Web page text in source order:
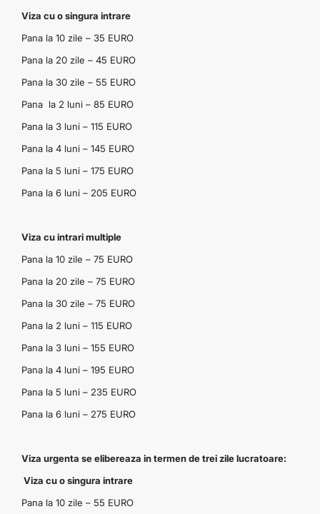
Viza cu o singura intrare
Pana la 10 zile – 35 EURO
Pana la 20 zile – 45 EURO
Pana la 30 zile – 55 EURO
Pana la 2 luni – 85 EURO
Pana la 3 luni – 115 EURO
Pana la 4 luni – 145 EURO
Pana la 5 luni – 175 EURO
Pana la 6 luni – 205 EURO
Viza cu intrari multiple
Pana la 10 zile – 75 EURO
Pana la 20 zile – 75 EURO
Pana la 30 zile – 75 EURO
Pana la 2 luni – 115 EURO
Pana la 3 luni – 155 EURO
Pana la 4 luni – 195 EURO
Pana la 5 luni – 235 EURO
Pana la 6 luni – 275 EURO
Viza urgenta se elibereaza in termen de trei zile lucratoare:
Viza cu o singura intrare
Pana la 10 zile – 55 EURO